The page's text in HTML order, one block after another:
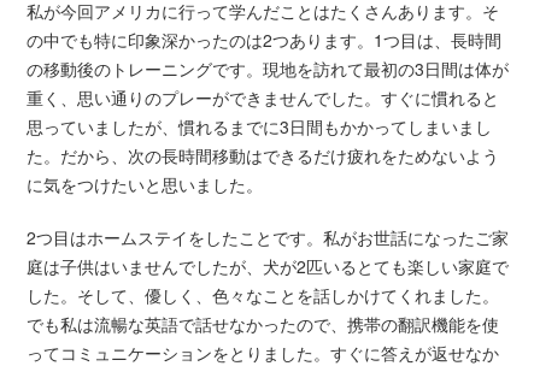
私が今回アメリカに行って学んだことはたくさんあります。そ
の中でも特に印象深かったのは2つあります。1つ目は、長時間
の移動後のトレーニングです。現地を訪れて最初の3日間は体が
重く、思い通りのプレーができませんでした。すぐに慣れると
思っていましたが、慣れるまでに3日間もかかってしまいまし
た。だから、次の長時間移動はできるだけ疲れをためないよう
に気をつけたいと思いました。
2つ目はホームステイをしたことです。私がお世話になったご家
庭は子供はいませんでしたが、犬が2匹いるとても楽しい家庭で
した。そして、優しく、色々なことを話しかけてくれました。
でも私は流暢な英語で話せなかったので、携帯の翻訳機能を使
ってコミュニケーションをとりました。すぐに答えが返せなか